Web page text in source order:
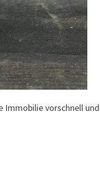
Immobilie vorschnell und